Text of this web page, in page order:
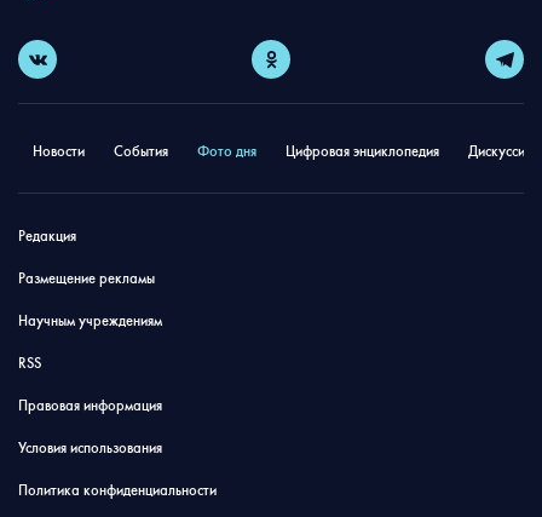
Новости События Фото дня Цифровая энциклопедия
Редакция
Размещение рекламы
Научным учреждениям
RSS
Правовая информация
Условия использования
Политика конфиденциальности